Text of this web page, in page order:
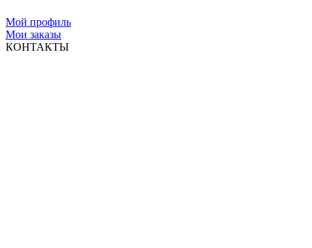
Мой профиль
Мои заказы
КОНТАКТЫ